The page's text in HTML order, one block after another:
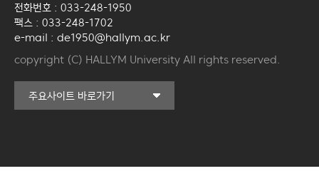
전화번호 : 033-248-1950
팩스 : 033-248-1702
e-mail : de1950@hallym.ac.kr
copyright (C) HALLYM University All rights reserved.
주요사이트 바로가기
커뮤니티교육원
국제학생증신청